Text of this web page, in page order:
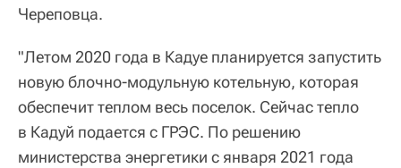
Череповца.
"Летом 2020 года в Кадуе планируется запустить
новую блочно-модульную котельную, которая
обеспечит теплом весь поселок. Сейчас тепло
в Кадуй подается с ГРЭС. По решению
министерства энергетики с января 2021 года